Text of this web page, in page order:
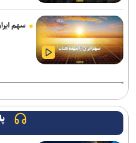
سازمان ملل: طرف‌ها را به مذاکره
انصارالله حمله به یک نفتکش
بازداشت استاد سال دانشگاه
پزشکیان: مدیریت کردن با وجود
واگذار می شود
پزشکیان: جامعه امروز بیش از هر
سهم